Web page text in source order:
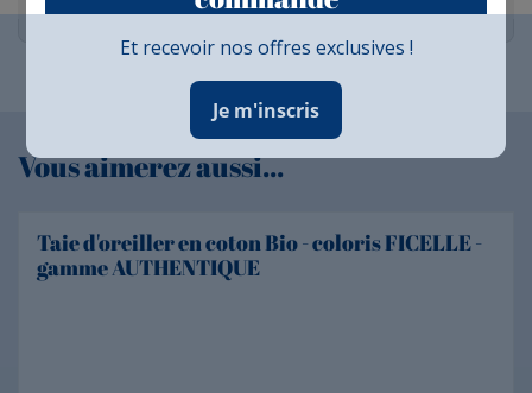
Vous aimerez aussi...
Taie d'oreiller en coton Bio - coloris FICELLE -
gamme AUTHENTIQUE
Et recevoir nos offres exclusives !
Je m'inscris